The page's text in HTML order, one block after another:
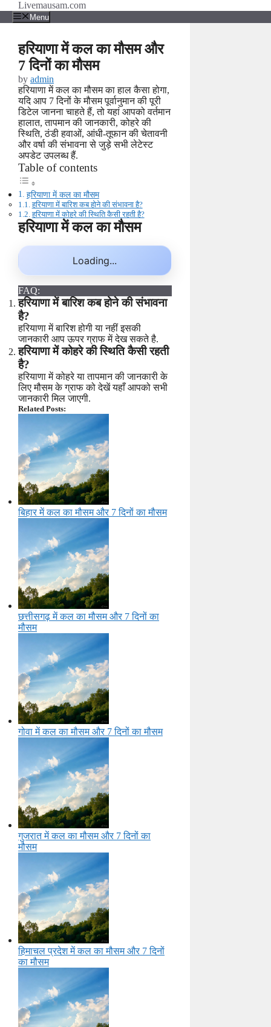
content
Livemausam.com
Menu
हरियाणा में कल का मौसम और
7 दिनों का मौसम
by admin
हरियाणा में कल का मौसम का हाल कैसा होगा,
यदि आप 7 दिनों के मौसम पूर्वानुमान की पूरी
डिटेल जानना चाहते हैं, तो यहां आपको वर्तमान
हालात, तापमान की जानकारी, कोहरे की
स्थिति, ठंडी हवाओं, आंधी-तूफान की चेतावनी
और वर्षा की संभावना से जुड़े सभी लेटेस्ट
अपडेट उपलब्ध हैं.
Table of contents
हरियाणा में कल का मौसम
हरियाणा में बारिश कब होने की संभावना है?
हरियाणा में कोहरे की स्थिति कैसी रहती है?
हरियाणा में कल का मौसम
Loading...
FAQ:
हरियाणा में बारिश कब होने की संभावना
है?
हरियाणा में बारिश होगी या नहीं इसकी
जानकारी आप ऊपर ग्राफ में देख सकते है.
हरियाणा में कोहरे की स्थिति कैसी रहती
है?
हरियाणा में कोहरे या तापमान की जानकारी के
लिए मौसम के ग्राफ को देखें यहाँ आपको सभी
जानकारी मिल जाएगी.
Related Posts:
बिहार में कल का मौसम और 7 दिनों का मौसम
छत्तीसगढ़ में कल का मौसम और 7 दिनों का
मौसम
गोवा में कल का मौसम और 7 दिनों का मौसम
गुजरात में कल का मौसम और 7 दिनों का
मौसम
हिमाचल प्रदेश में कल का मौसम और 7 दिनों
का मौसम